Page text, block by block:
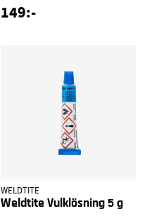
149:-
WELDTITE
Weldtite Vulklösning 5 g